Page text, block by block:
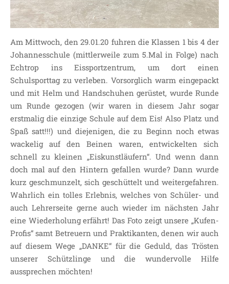
DAS TEAM DER
JOHANNESSCHULE
KOLLEGIUM
OGGS
SCHULSOZIALARBEIT
BÜRO
KLASSEN
KLASSE 1 ESSER
KLASSE 2 MÖLLMANN
KLASSE 3A LANGENEKE
KLASSE 3B BUDEUS
KLASSE 4 DURRANT
LEITBILD UNSERER
GRUNDSCHULE
SCHULPROGRAMM
OFFENE
GANZTAGSGRUNDSCHULE
KONTAKT
Am Mittwoch, den 29.01.20 fuhren die Klassen 1 bis 4 der
Johannesschule (mittlerweile zum 5.Mal in Folge) nach
Echtrop ins Eissportzentrum, um dort einen
Schulsporttag zu verleben. Vorsorglich warm eingepackt
und mit Helm und Handschuhen gerüstet, wurde Runde
um Runde gezogen (wir waren in diesem Jahr sogar
erstmalig die einzige Schule auf dem Eis! Also Platz und
Spaß satt!!!) und diejenigen, die zu Beginn noch etwas
wackelig auf den Beinen waren, entwickelten sich
schnell zu kleinen „Eiskunstläufern“. Und wenn dann
doch mal auf den Hintern gefallen wurde? Dann wurde
kurz geschmunzelt, sich geschüttelt und weitergefahren.
Wahrlich ein tolles Erlebnis, welches von Schüler- und
auch Lehrerseite gerne auch wieder im nächsten Jahr
eine Wiederholung erfährt! Das Foto zeigt unsere „Kufen-
Profis“ samt Betreuern und Praktikanten, denen wir auch
auf diesem Wege „DANKE“ für die Geduld, das Trösten
unserer Schützlinge und die wundervolle Hilfe
aussprechen möchten!